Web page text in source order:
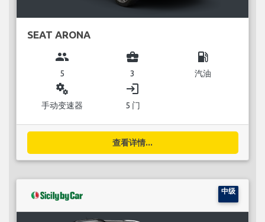
SEAT ARONA
group
5
business_center
3
local_gas_station
汽油
miscellaneous_services
手动变速器
login
5 门
查看详情...
中级